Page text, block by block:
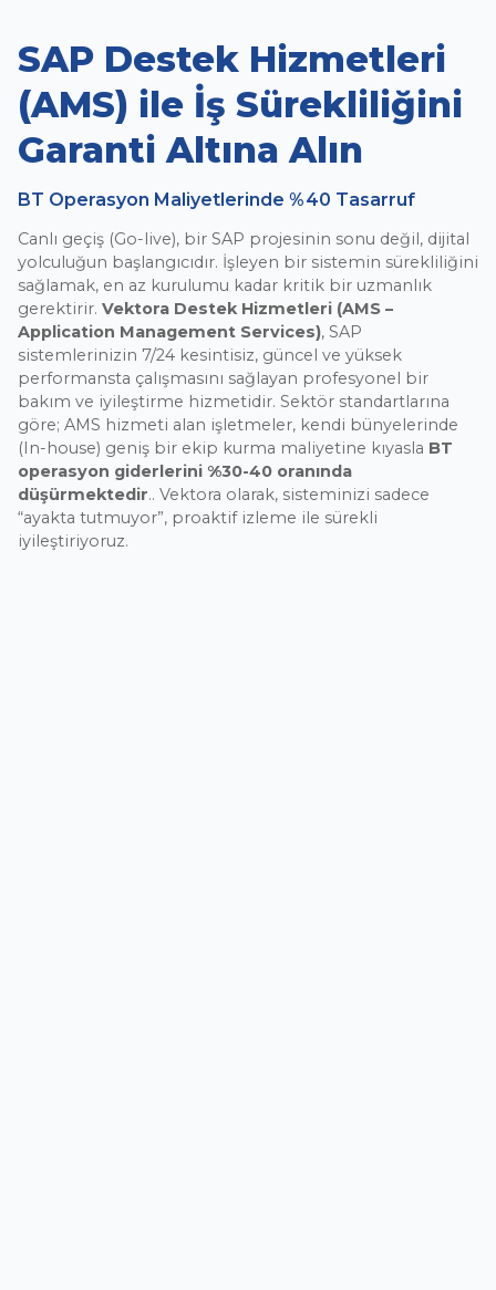
SAP Destek Hizmetleri
(AMS) ile İş Sürekliliğini
Garanti Altına Alın
BT Operasyon Maliyetlerinde %40 Tasarruf
Canlı geçiş (Go-live), bir SAP projesinin sonu değil, dijital
yolculuğun başlangıcıdır. İşleyen bir sistemin sürekliliğini
sağlamak, en az kurulumu kadar kritik bir uzmanlık
gerektirir. Vektora Destek Hizmetleri (AMS –
Application Management Services), SAP
sistemlerinizin 7/24 kesintisiz, güncel ve yüksek
performansta çalışmasını sağlayan profesyonel bir
bakım ve iyileştirme hizmetidir. Sektör standartlarına
göre; AMS hizmeti alan işletmeler, kendi bünyelerinde
(In-house) geniş bir ekip kurma maliyetine kıyasla BT
operasyon giderlerini %30-40 oranında
düşürmektedir.. Vektora olarak, sisteminizi sadece
“ayakta tutmuyor”, proaktif izleme ile sürekli
iyileştiriyoruz.